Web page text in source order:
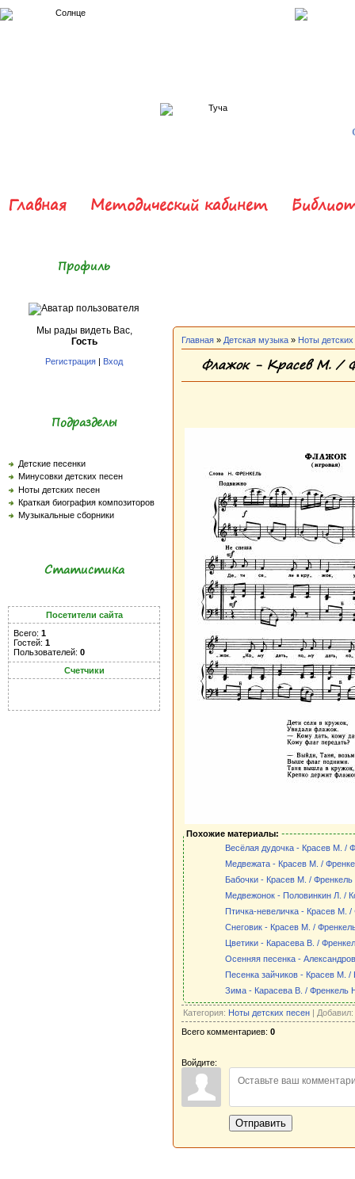
Главная Методический кабинет
Профиль
Мы рады видеть Вас,
Гость
Регистрация | Вход
Подразделы
Детские песенки
Минусовки детских песен
Ноты детских песен
Краткая биография композиторов
Музыкальные сборники
Статистика
Посетители сайта
Всего: 1
Гостей: 1
Пользователей: 0
Счетчики
Главная » Детская музыка » Ноты
Флажок - Красев М. /
Похожие материалы:
Весёлая дудочка - Красев М. /
Медвежата - Красев М. /
Бабочки - Красев М. /
Медвежонок - Половинкин Л. /
Птичка-невеличка - Красев М.
Снеговик - Красев М. /
Цветики - Карасева В. /
Осенняя песенка -
Песенка зайчиков - Красев М. /
Зима - Карасева В. / Френкель
Категория: Ноты детских песен | Добавил:
Всего комментариев: 0
Войдите:
Отправить